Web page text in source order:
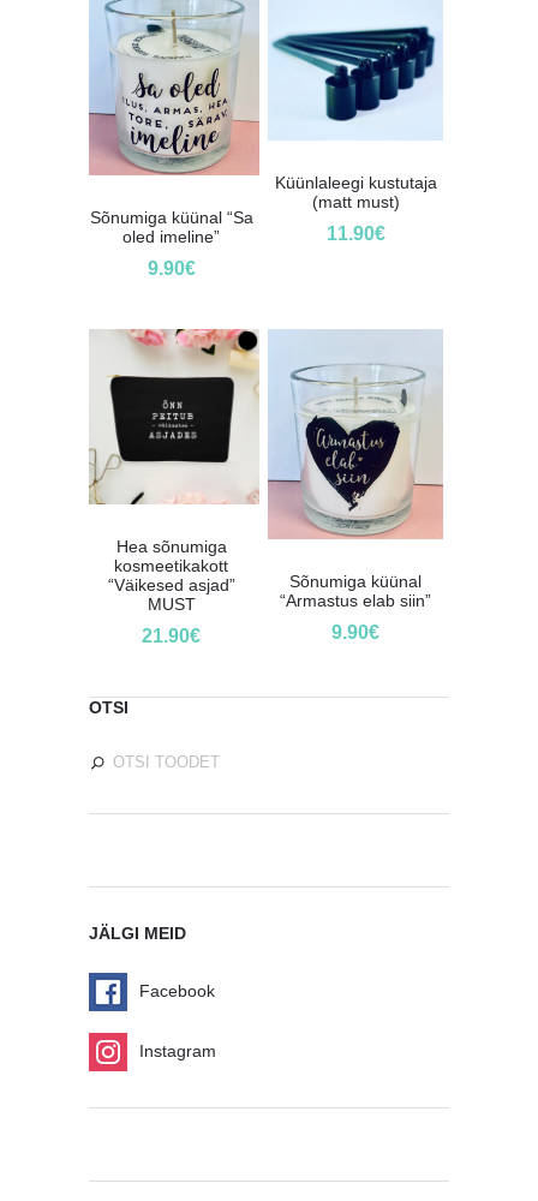
Sõnumiga küünal “Sa
oled imeline”
9.90€
Küünlaleegi kustutaja
(matt must)
11.90€
Hea sõnumiga
kosmeetikakott
“Väikesed asjad”
MUST
21.90€
Sõnumiga küünal
“Armastus elab siin”
9.90€
OTSI
JÄLGI MEID
Facebook
Instagram